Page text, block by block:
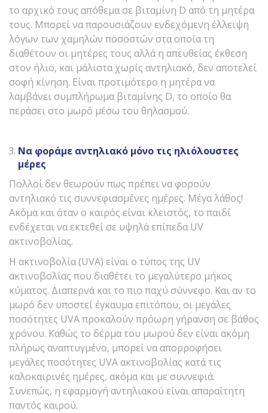
το αρχικό τους απόθεμα σε βιταμίνη D από τη μητέρα
τους. Μπορεί να παρουσιάζουν ενδεχόμενη έλλειψη
λόγων των χαμηλών ποσοστών στα οποία τη
διαθέτουν οι μητέρες τους αλλά η απευθείας έκθεση
στον ήλιο, και μάλιστα χωρίς αντηλιακό, δεν αποτελεί
σοφή κίνηση. Είναι προτιμότερο η μητέρα να
λαμβάνει συμπλήρωμα βιταμίνης D, το οποίο θα
περάσει στο μωρό μέσω του θηλασμού.
Να φοράμε αντηλιακό μόνο τις ηλιόλουστες
μέρες
Πολλοί δεν θεωρούν πως πρέπει να φορούν
αντηλιακό τις συννεφιασμένες ημέρες. Μέγα λάθος!
Ακόμα και όταν ο καιρός είναι κλειστός, το παιδί
ενδέχεται να εκτεθεί σε υψηλά επίπεδα UV
ακτινοβολίας.
Η ακτινοβολία (UVA) είναι ο τύπος της UV
ακτινοβολίας που διαθέτει το μεγαλύτερο μήκος
κύματος. Διαπερνά και το πιο παχύ σύννεφο. Και αν το
μωρό δεν υποστεί έγκαυμα επιτόπου, οι μεγάλες
ποσότητες UVA προκαλούν πρόωρη γήρανση σε βάθος
χρόνου. Καθώς το δέρμα του μωρού δεν είναι ακόμη
πλήρως αναπτυγμένο, μπορεί να απορροφήσει
μεγάλες ποσότητες UVA ακτινοβολίας κατά τις
καλοκαιρινές ημέρες, ακόμα και με συννεφιά.
Συνεπώς, η εφαρμογή αντηλιακού είναι απαραίτητη
παντός καιρού.